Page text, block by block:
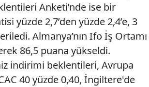
Anketi’nde ise bir
yüzde 2,7’den yüzde 2,4’e, 3
Almanya’nın Ifo İş Ortamı
86,5 puana yükseldi.
indirimi beklentileri, Avrupa
40 yüzde 0,40, İngiltere'de